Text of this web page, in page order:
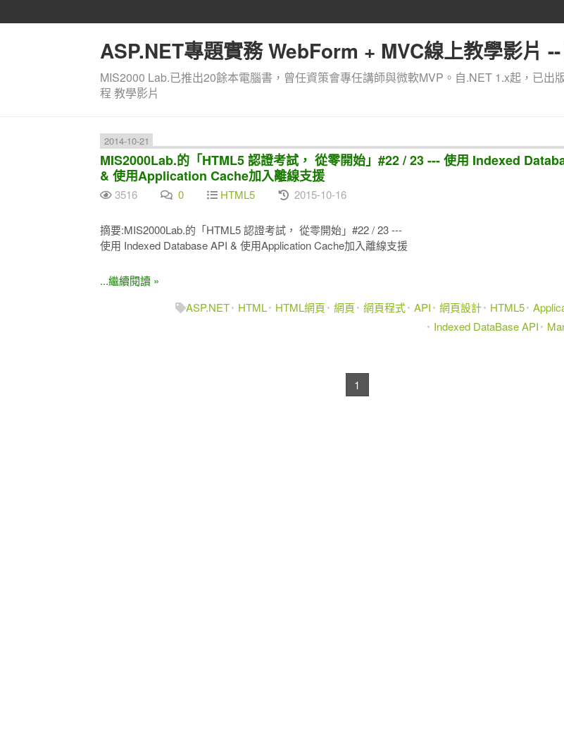
ASP.NET專題實務 WebForm + MVC線上教學影片
MIS2000 Lab.已推出20餘本電腦書，曾任資策會專任講師與微軟MVP。自.NET 1.x起，已出
程 教學影片
2014-10-21
MIS2000Lab.的「HTML5 認證考試， 從零開始」#22 / 23 --- 使用 Indexed
& 使用Application Cache加入離線支援
3516 0 HTML5 2015-10-16
摘要:MIS2000Lab.的「HTML5 認證考試， 從零開始」#22 / 23 ---
使用 Indexed Database API & 使用Application Cache加入離線支援
...繼續閱讀 »
ASP.NET
HTML HTML網頁 網頁 網頁程式 API 網頁設計 HTML5
Indexed DataBase API
1